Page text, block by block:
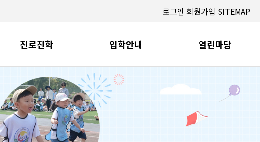
로그인 회원가입 SITEMAP
진로진학 입학안내 열린마당